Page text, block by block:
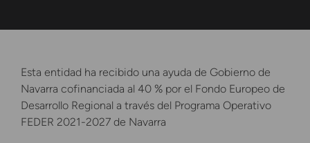
Esta entidad ha recibido una ayuda de Gobierno de
Navarra cofinanciada al 40 % por el Fondo Europeo de
Desarrollo Regional a través del Programa Operativo
FEDER 2021-2027 de Navarra